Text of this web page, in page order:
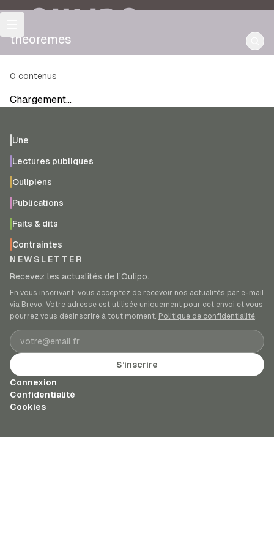
OULIPO
theoremes
0 contenus
Chargement…
Une
Lectures publiques
Oulipiens
Publications
Faits & dits
Contraintes
NEWSLETTER
Recevez les actualités de l’Oulipo.
En vous inscrivant, vous acceptez de recevoir nos actualités par e-mail
via Brevo. Votre adresse est utilisée uniquement pour cet envoi et vous
pourrez vous désinscrire à tout moment. Politique de confidentialité.
Adresse e-mail
S’inscrire
Connexion
Confidentialité
Cookies